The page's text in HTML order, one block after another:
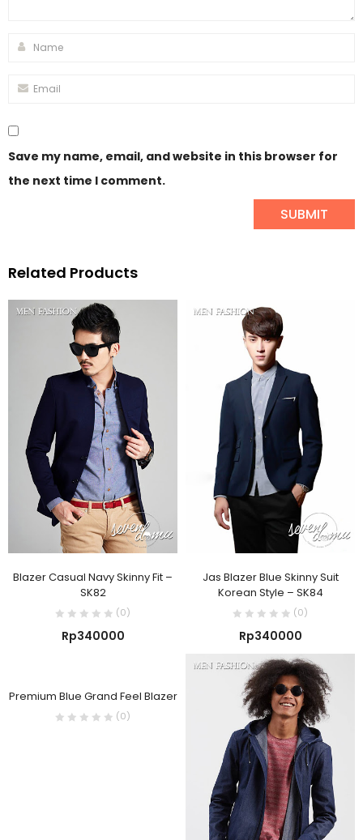
Save my name, email, and website in this browser for
the next time I comment.
Related Products
Blazer Casual Navy Skinny Fit –
SK82
(0)
Rp340000
Jas Blazer Blue Skinny Suit
Korean Style – SK84
(0)
Rp340000
Premium Blue Grand Feel Blazer
(0)